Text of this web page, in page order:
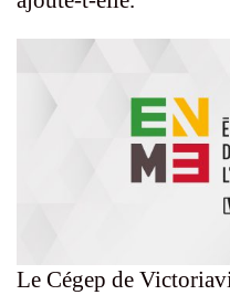
Le Cégep de